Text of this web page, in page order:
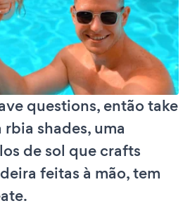
questions, então take
shades, uma
de sol que crafts
feitas à mão, tem